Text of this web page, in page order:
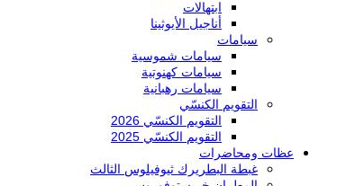
ابتهالات
أناجيل الأيوثينا
سيامات
سيامات شموسية
سيامات كهنوتية
سيامات رهبانية
التقويم الكنسّي
التقويم الكنسّي 2026
التقويم الكنسّي 2025
عظات ومحاضرات
غبطة البطريرك ثيوفيلوس الثالث